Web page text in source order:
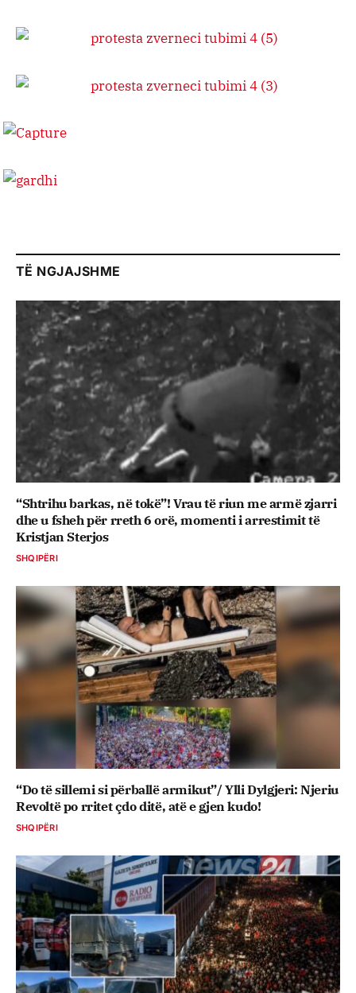
TË NGJAJSHME
“Shtrihu barkas, në tokë”! Vrau të riun me armë zjarri
dhe u fsheh për rreth 6 orë, momenti i arrestimit të
Kristjan Sterjos
SHQIPËRI
“Do të sillemi si përballë armikut”/ Ylli Dylgjeri: Njeriu
Revoltë po rritet çdo ditë, atë e gjen kudo!
SHQIPËRI